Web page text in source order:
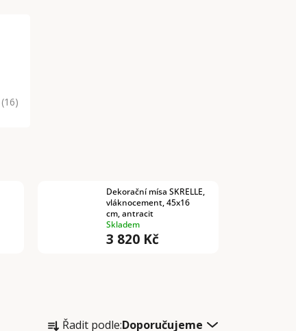
(16)
Dekorační mísa SKRELLE,
vláknocement, 45x16
cm, antracit
Skladem
3 820 Kč
Řadit podle:Doporučujeme